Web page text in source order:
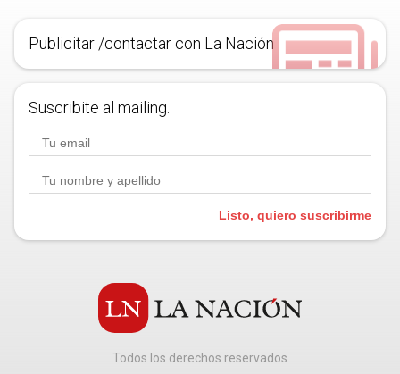
Publicitar /contactar con La Nación
Suscribite al mailing.
Listo, quiero suscribirme
Todos los derechos reservados